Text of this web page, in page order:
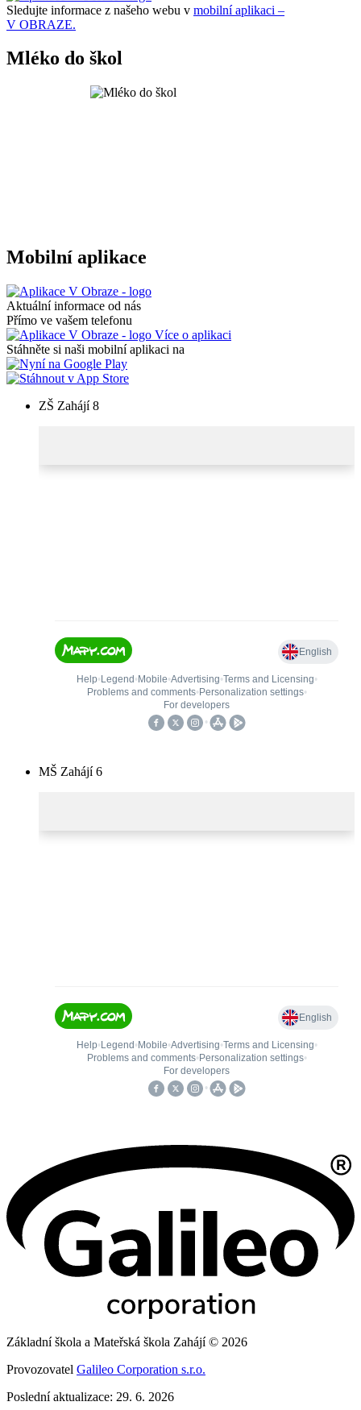
Sledujte informace z našeho webu v mobilní aplikaci –
V OBRAZE.
Mléko do škol
Mobilní aplikace
Aktuální informace od nás
Přímo ve vašem telefonu
Více o aplikaci
Stáhněte si naši mobilní aplikaci na
ZŠ Zahájí 8
MŠ Zahájí 6
Základní škola a Mateřská škola Zahájí © 2026
Provozovatel Galileo Corporation s.r.o.
Poslední aktualizace: 29. 6. 2026